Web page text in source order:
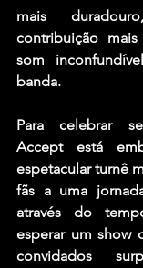
mais
contribuição
som
banda.
Para celebrar
Accept está
espetacular turnê
fãs a uma
através do
esperar um show
convidados